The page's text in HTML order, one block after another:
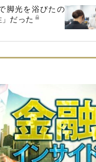
脚光を浴びたの
だった